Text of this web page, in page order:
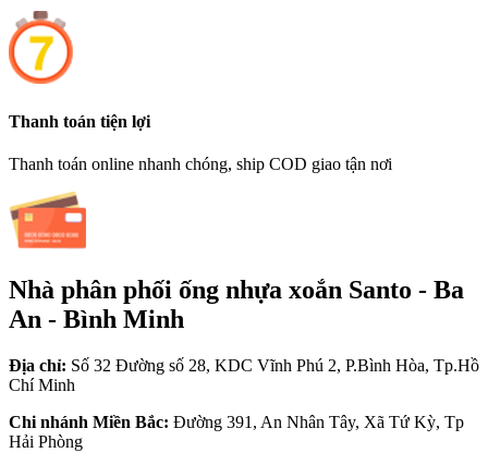
Thanh toán tiện lợi
Thanh toán online nhanh chóng, ship COD giao tận nơi
Nhà phân phối ống nhựa xoắn Santo - Ba
An - Bình Minh
Địa chỉ: Số 32 Đường số 28, KDC Vĩnh Phú 2, P.Bình Hòa, Tp.Hồ
Chí Minh
Chi nhánh Miền Bắc: Đường 391, An Nhân Tây, Xã Tứ Kỳ, Tp
Hải Phòng